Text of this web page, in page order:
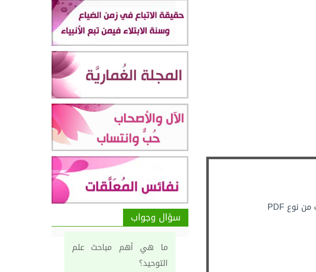
سؤال وجواب
ما هي أهم مباحث علم
التوحيد؟